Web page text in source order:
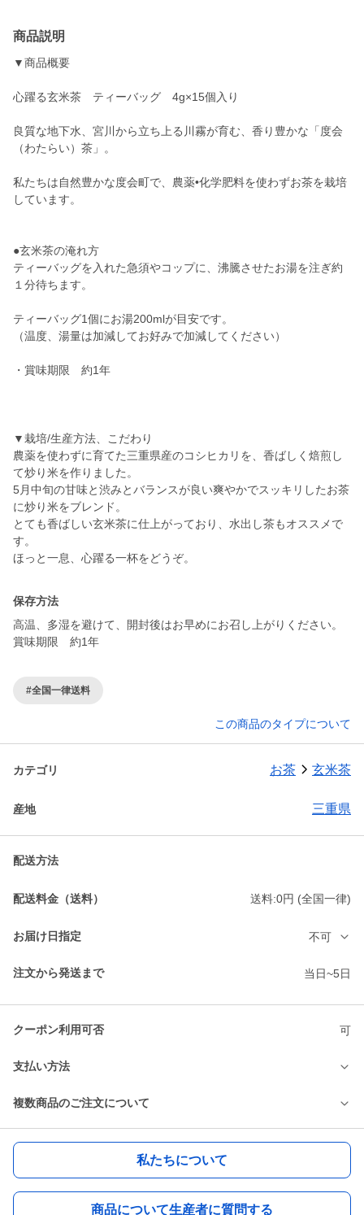
商品説明
▼商品概要
心躍る玄米茶 ティーバッグ 4g×15個入り
良質な地下水、宮川から立ち上る川霧が育む、香り豊かな「度会
（わたらい）茶」。
私たちは自然豊かな度会町で、農薬•化学肥料を使わずお茶を栽培
しています。
●玄米茶の淹れ方
ティーバッグを入れた急須やコップに、沸騰させたお湯を注ぎ約
１分待ちます。
ティーバッグ1個にお湯200mlが目安です。
（温度、湯量は加減してお好みで加減してください）
・賞味期限 約1年
▼栽培/生産方法、こだわり
農薬を使わずに育てた三重県産のコシヒカリを、香ばしく焙煎し
て炒り米を作りました。
5月中旬の甘味と渋みとバランスが良い爽やかでスッキリしたお茶
に炒り米をブレンド。
とても香ばしい玄米茶に仕上がっており、水出し茶もオススメで
す。
保存方法
高温、多湿を避けて、開封後はお早めにお召し上がりください。
賞味期限 約1年
#全国一律送料
この商品のタイプについて
カテゴリ お茶 玄米茶
産地 三重県
配送方法
配送料金（送料） 送料:0円 (全国一律)
お届け日指定 不可
注文から発送まで 当日~5日
クーポン利用可否 可
支払い方法
複数商品のご注文について
私たちについて
商品について生産者に質問する